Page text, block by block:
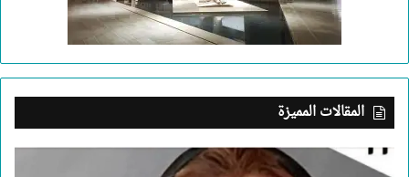
المقالات المميزة
بعد